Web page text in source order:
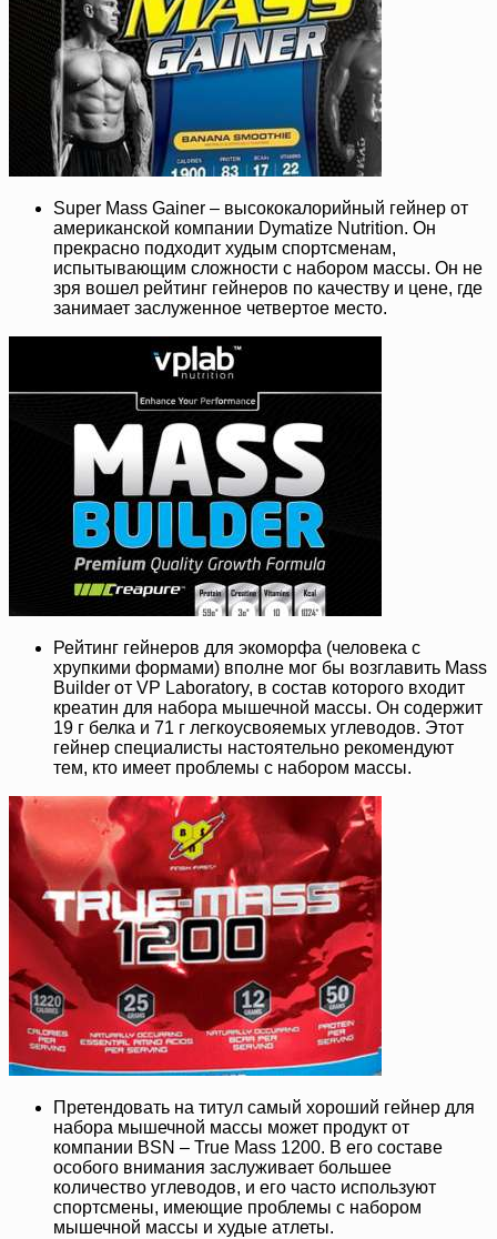
Super Mass Gainer – высококалорийный гейнер от
американской компании Dymatize Nutrition. Он
прекрасно подходит худым спортсменам,
испытывающим сложности с набором массы. Он не
зря вошел рейтинг гейнеров по качеству и цене, где
занимает заслуженное четвертое место.
Рейтинг гейнеров для экоморфа (человека с
хрупкими формами) вполне мог бы возглавить Mass
Builder от VP Laboratory, в состав которого входит
креатин для набора мышечной массы. Он содержит
19 г белка и 71 г легкоусвояемых углеводов. Этот
гейнер специалисты настоятельно рекомендуют
тем, кто имеет проблемы с набором массы.
Претендовать на титул самый хороший гейнер для
набора мышечной массы может продукт от
компании BSN – True Mass 1200. В его составе
особого внимания заслуживает большее
количество углеводов, и его часто используют
спортсмены, имеющие проблемы с набором
мышечной массы и худые атлеты.